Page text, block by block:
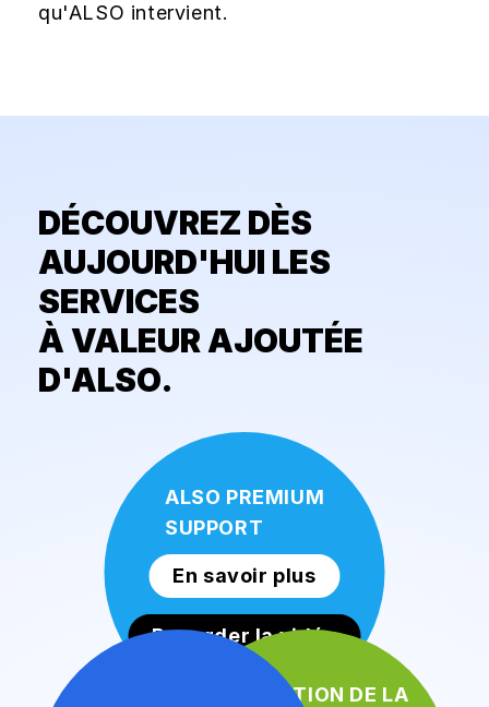
qu'ALSO intervient.
DÉCOUVREZ DÈS
AUJOURD'HUI LES
SERVICES
À VALEUR AJOUTÉE
D'ALSO.
ALSO PREMIUM
SUPPORT
En savoir plus
Regarder la vidéo
ÉVALUATION DE LA